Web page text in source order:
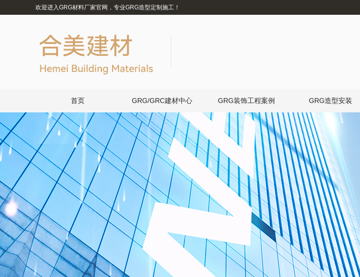
欢迎进入GRG材料厂家官网，专业GRG造型定制施工！
首页 GRG/GRC建材中心 GRG装饰工程案例 GRG造型安装